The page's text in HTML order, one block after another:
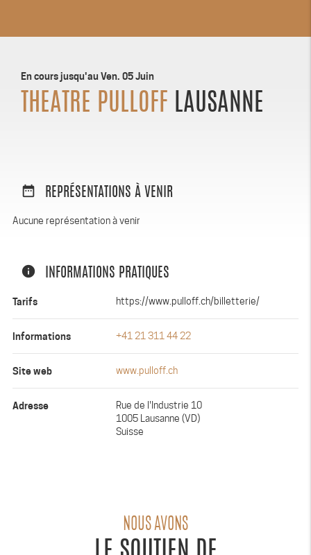
En cours jusqu'au Ven. 05 Juin
THEATRE PULLOFF LAUSANNE
date_range REPRÉSENTATIONS À VENIR
Aucune représentation à venir
info INFORMATIONS PRATIQUES
Tarifs https://www.pulloff.ch/billetterie/
Informations +41 21 311 44 22
Site web www.pulloff.ch
Adresse
Rue de l'Industrie 10
1005 Lausanne (VD)
Suisse
NOUS AVONS